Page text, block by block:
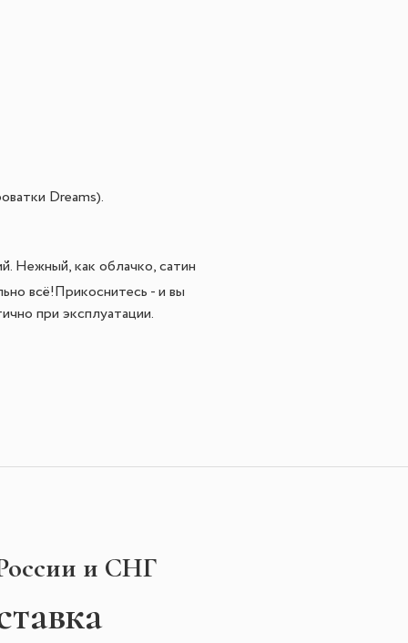
Dreams).
Нежный, как облачко, сатин
всё!Прикоснитесь - и вы
при эксплуатации.
и СНГ